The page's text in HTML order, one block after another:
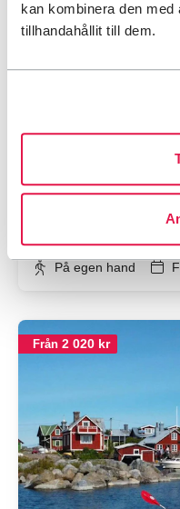
kan kombinera den
tillhandahållit till dem.
Undersvik –
Hälsingland
På egen hand
Från 2 020 kr